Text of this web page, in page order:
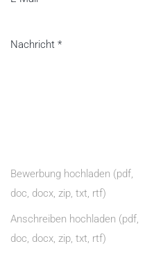
Nachricht *
Bewerbung hochladen (pdf,
doc, docx, zip, txt, rtf)
Anschreiben hochladen (pdf,
doc, docx, zip, txt, rtf)